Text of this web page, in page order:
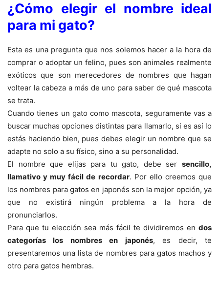
¿Cómo elegir el nombre ideal
para mi gato?
Esta es una pregunta que nos solemos hacer a la hora de
comprar o adoptar un felino, pues son animales realmente
exóticos que son merecedores de nombres que hagan
voltear la cabeza a más de uno para saber de qué mascota
se trata.
Cuando tienes un gato como mascota, seguramente vas a
buscar muchas opciones distintas para llamarlo, si es así lo
estás haciendo bien, pues debes elegir un nombre que se
adapte no solo a su físico, sino a su personalidad.
El nombre que elijas para tu gato, debe ser sencillo,
llamativo y muy fácil de recordar. Por ello creemos que
los nombres para gatos en japonés son la mejor opción, ya
que no existirá ningún problema a la hora de
pronunciarlos.
Para que tu elección sea más fácil te dividiremos en dos
categorías los nombres en japonés, es decir, te
presentaremos una lista de nombres para gatos machos y
otro para gatos hembras.